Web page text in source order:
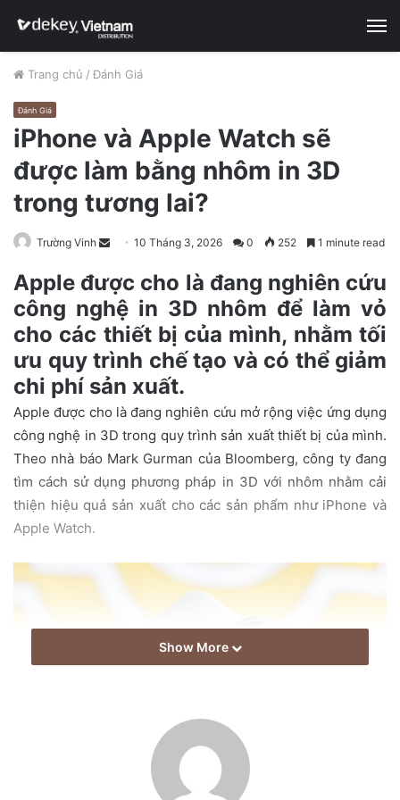
Trang chủ / Đánh Giá
Đánh Giá
iPhone và Apple Watch sẽ
được làm bằng nhôm in 3D
trong tương lai?
Trường Vinh
n
d
a
n
e
m
a
i
l
10 Tháng 3, 2026 0 252 1 minute read
Apple được cho là đang nghiên cứu
công nghệ in 3D nhôm để làm vỏ
cho các thiết bị của mình, nhằm tối
ưu quy trình chế tạo và có thể giảm
chi phí sản xuất.
Apple được cho là đang nghiên cứu mở rộng việc ứng dụng
công nghệ in 3D trong quy trình sản xuất thiết bị của mình.
Theo nhà báo Mark Gurman của Bloomberg, công ty đang
tìm cách sử dụng phương pháp in 3D với nhôm nhằm cải
thiện hiệu quả sản xuất cho các sản phẩm như iPhone và
Apple Watch.
Show More